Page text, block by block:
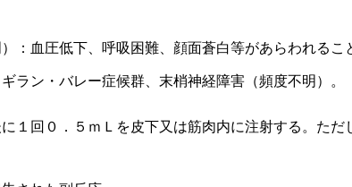
血圧低下、呼吸困難、顔面蒼白等があらわれるこ
ン・バレー症候群、末梢神経障害（頻度不明）。
１回０．５ｍＬを皮下又は筋肉内に注射する。た